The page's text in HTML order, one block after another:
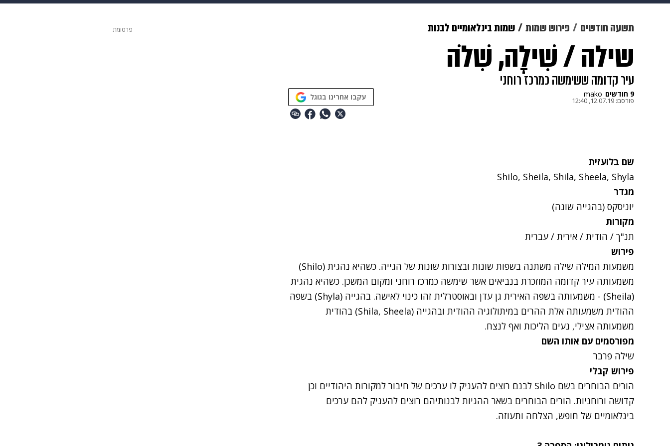
מוזיקה תרבות צבא וביטחון makoZ
דיגיטל גאווה ויוה משפט
תשעה חודשים פירוש שמות שמות בינלאומיים לבנות
שילה / שִׁילָה, שִׁלֹה
עיר קדומה ששימשה כמרכז רוחני
9 חודשים mako
פורסם: 12.07.19, 12:40 עקבו אחרינו בגוגל
שם בלועזית
Shilo, Sheila, Shila, Sheela, Shyla
מגדר
יוניסקס (בהגייה שונה)
מקורות
תנ"ך / הודית / אירית / עברית
פירוש
משמעות המילה שילה משתנה בשפות שונות ובצורות שונות של הגייה. כשהיא נהגית (Shilo)
משמעותה עיר קדומה המוזכרת בנביאים אשר שימשה כמרכז רוחני ומקום המשכן. כשהיא נהגית
(
Sheila) - משמעותה בשפה האירית גן עדן ובאוסטרלית זהו כינוי לאישה. בהגייה (Shyla) בשפה
ההודית משמעותה אלת ההרים במיתולוגיה ההודית ובהגייה (Shila, Sheela) בהודית
משמעותה אצילי, נעים הליכות ואף לנצח.
מפורסמים עם אותו השם
שילה פרבר
פירוש קבלי
הורים הבוחרים בשם Shilo לבנם רוצים להעניק לו ערכים של חיבור למקורות היהודיים וכן
קדושה ורוחניות. הורים הבוחרים בשאר ההגיות לבנותיהם רוצים להעניק להם ערכים
בינלאומיים של חופש, הצלחה ותעוזה.
פרסומת